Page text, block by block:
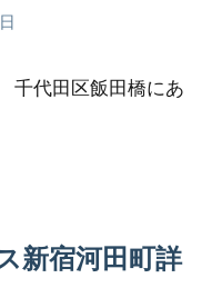
千代田区飯田橋にあ
新宿河田町詳